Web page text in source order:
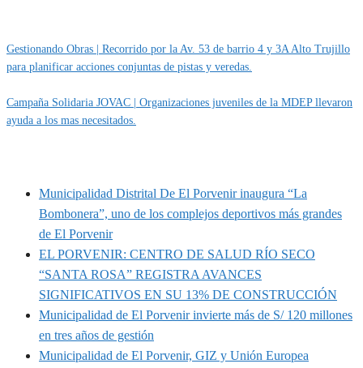
Gestionando Obras | Recorrido por la Av. 53 de barrio 4 y 3A Alto Trujillo
para planificar acciones conjuntas de pistas y veredas.
Campaña Solidaria JOVAC | Organizaciones juveniles de la MDEP llevaron
ayuda a los mas necesitados.
Municipalidad Distrital De El Porvenir inaugura “La
Bombonera”, uno de los complejos deportivos más grandes
de El Porvenir
EL PORVENIR: CENTRO DE SALUD RÍO SECO
“SANTA ROSA” REGISTRA AVANCES
SIGNIFICATIVOS EN SU 13% DE CONSTRUCCIÓN
Municipalidad de El Porvenir invierte más de S/ 120 millones
en tres años de gestión
Municipalidad de El Porvenir, GIZ y Unión Europea